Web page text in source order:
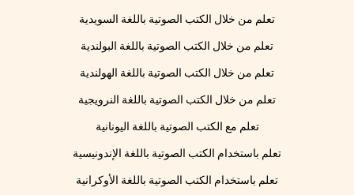
تعلم من خلال الكتب الصوتية باللغة السويدية
تعلم من خلال الكتب الصوتية باللغة البولندية
تعلم من خلال الكتب الصوتية باللغة الهولندية
تعلم من خلال الكتب الصوتية باللغة النرويجية
تعلم مع الكتب الصوتية باللغة اليونانية
تعلم باستخدام الكتب الصوتية باللغة الإندونيسية
تعلم باستخدام الكتب الصوتية باللغة الأوكرانية